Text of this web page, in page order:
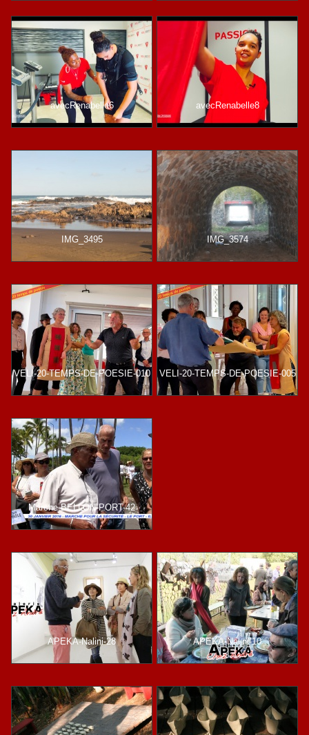
avecRenabelle6 avecRenabelle8
IMG_3495 IMG_3574
VELI-20-TEMPS-DE-POESIE-010 VELI-20-TEMPS-DE-POESIE-005
Marche-BELLON-PORT-42
APEKA-Nalini-28 APEKA-Nalini-10